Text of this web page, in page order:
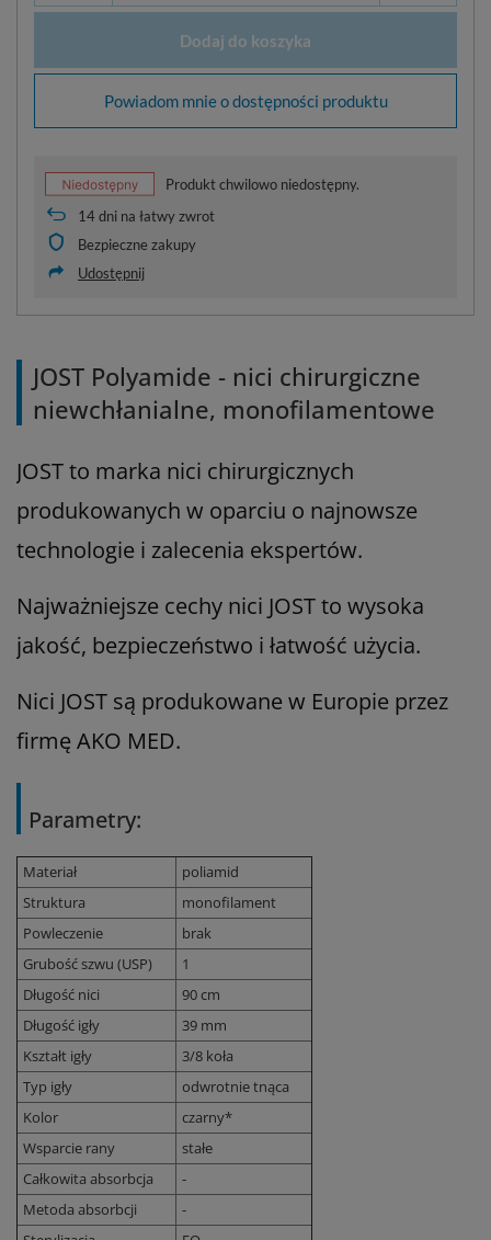
Dodaj do koszyka
Powiadom mnie o dostępności produktu
Produkt chwilowo niedostępny.
14dni na łatwy zwrot
Bezpieczne zakupy
Udostępnij
JOST Polyamide - nici chirurgiczne
niewchłanialne, monofilamentowe
JOST to marka nici chirurgicznych
produkowanych w oparciu o najnowsze
technologie i zalecenia ekspertów.
Najważniejsze cechy nici JOST to wysoka
jakość, bezpieczeństwo i łatwość użycia.
Nici JOST są produkowane w Europie przez
firmę AKO MED.
Parametry:
Materiał
poliamid
Struktura
monofilament
Powleczenie
brak
Grubość szwu (USP)
1
Długość nici
90 cm
Długość igły
39 mm
Kształt igły
3/8 koła
Typ igły
odwrotnie tnąca
Kolor
czarny*
Wsparcie rany
stałe
Całkowita absorbcja
-
Metoda absorbcji
-